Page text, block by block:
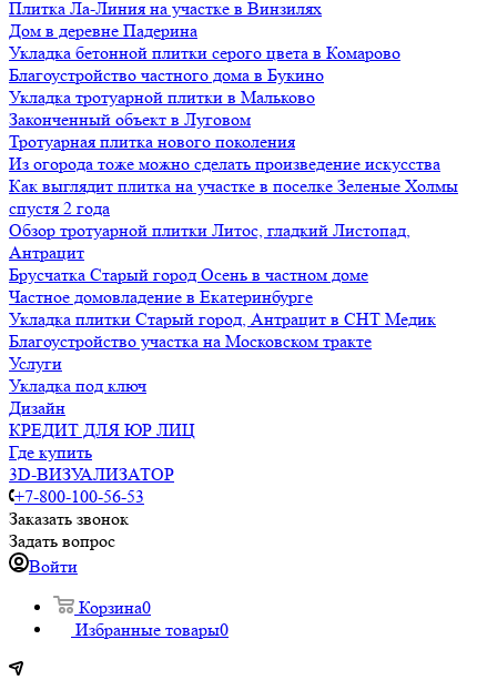
Плитка Ла-Линия на участке в Винзилях
Дом в деревне Падерина
Укладка бетонной плитки серого цвета в Комарово
Благоустройство частного дома в Букино
Укладка тротуарной плитки в Мальково
Законченный объект в Луговом
Тротуарная плитка нового поколения
Из огорода тоже можно сделать произведение искусства
Как выглядит плитка на участке в поселке Зеленые Холмы
спустя 2 года
Обзор тротуарной плитки Литос, гладкий Листопад,
Антрацит
Брусчатка Старый город Осень в частном доме
Частное домовладение в Екатеринбурге
Укладка плитки Старый город, Антрацит в СНТ Медик
Благоустройство участка на Московском тракте
Услуги
Укладка под ключ
Дизайн
КРЕДИТ ДЛЯ ЮР ЛИЦ
Где купить
3D-ВИЗУАЛИЗАТОР
+7-800-100-56-53
Заказать звонок
Задать вопрос
Войти
Корзина0
Избранные товары0